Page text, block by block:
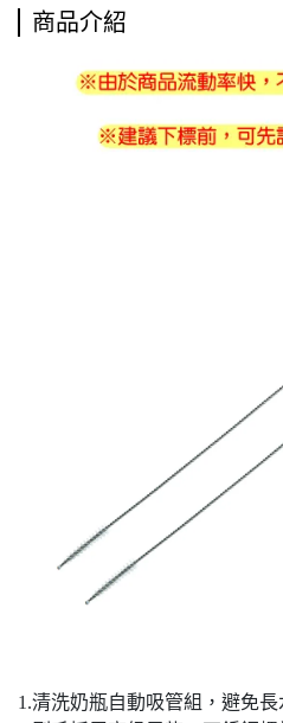
商品介紹
1.清洗奶瓶自動吸管組，避免長